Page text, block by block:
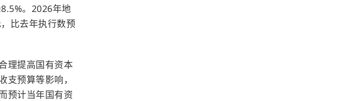
。2026年地
比去年执行数预
理提高国有资本
预算等影响，
预计当年国有资